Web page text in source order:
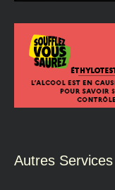
Autres Services